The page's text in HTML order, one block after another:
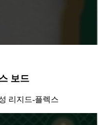
보드
리지드-플렉스